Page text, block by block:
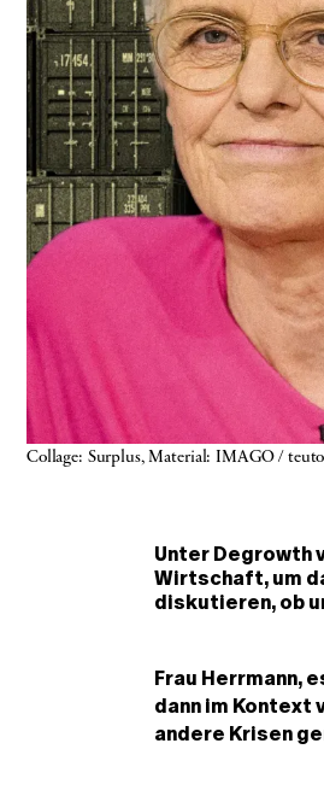
Collage: Surplus, Material: IMAGO /
Unter Degrowth
Wirtschaft, um
diskutieren, ob
Frau Herrmann,
dann im Kontext
andere Krisen